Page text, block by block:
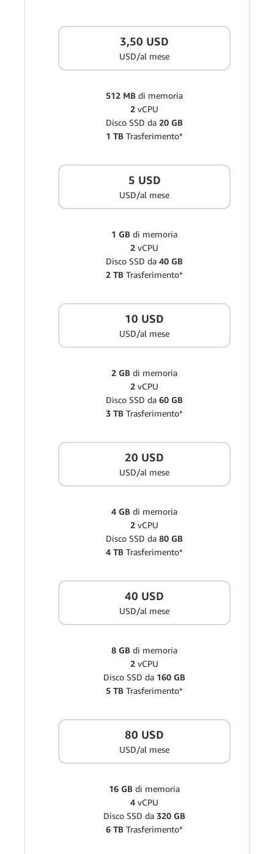
3,50 USD
USD/al mese
512 MB di memoria
2 vCPU
Disco SSD da 20 GB
1 TB Trasferimento*
5 USD
USD/al mese
1 GB di memoria
2 vCPU
Disco SSD da 40 GB
2 TB Trasferimento*
10 USD
USD/al mese
2 GB di memoria
2 vCPU
Disco SSD da 60 GB
3 TB Trasferimento*
20 USD
USD/al mese
4 GB di memoria
2 vCPU
Disco SSD da 80 GB
4 TB Trasferimento*
40 USD
USD/al mese
8 GB di memoria
2 vCPU
Disco SSD da 160 GB
5 TB Trasferimento*
80 USD
USD/al mese
16 GB di memoria
4 vCPU
Disco SSD da 320 GB
6 TB Trasferimento*